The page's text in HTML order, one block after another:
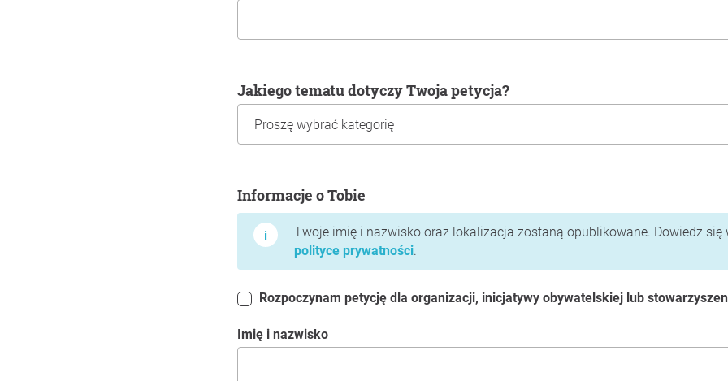
Jakiego tematu dotyczy Twoja petycja?
Informacje o Tobie
Twoje imię i nazwisko oraz lokalizacja zostaną opublikowane. Dowiedz się
polityce prywatności.
Rozpoczynam petycję dla organizacji, inicjatywy obywatelskiej lub
Imię i nazwisko